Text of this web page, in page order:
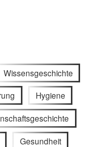
Wissensgeschichte
Hygiene
Gesundheit